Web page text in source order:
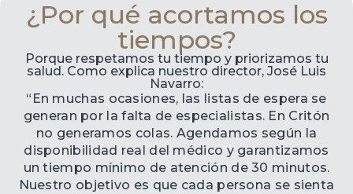
¿Por qué acortamos los
tiempos?
Porque respetamos tu tiempo y priorizamos tu
salud. Como explica nuestro director, José Luis
Navarro:
“En muchas ocasiones, las listas de espera se
generan por la falta de especialistas. En Critón
no generamos colas. Agendamos según la
disponibilidad real del médico y garantizamos
un tiempo mínimo de atención de 30 minutos.
Nuestro objetivo es que cada persona se sienta